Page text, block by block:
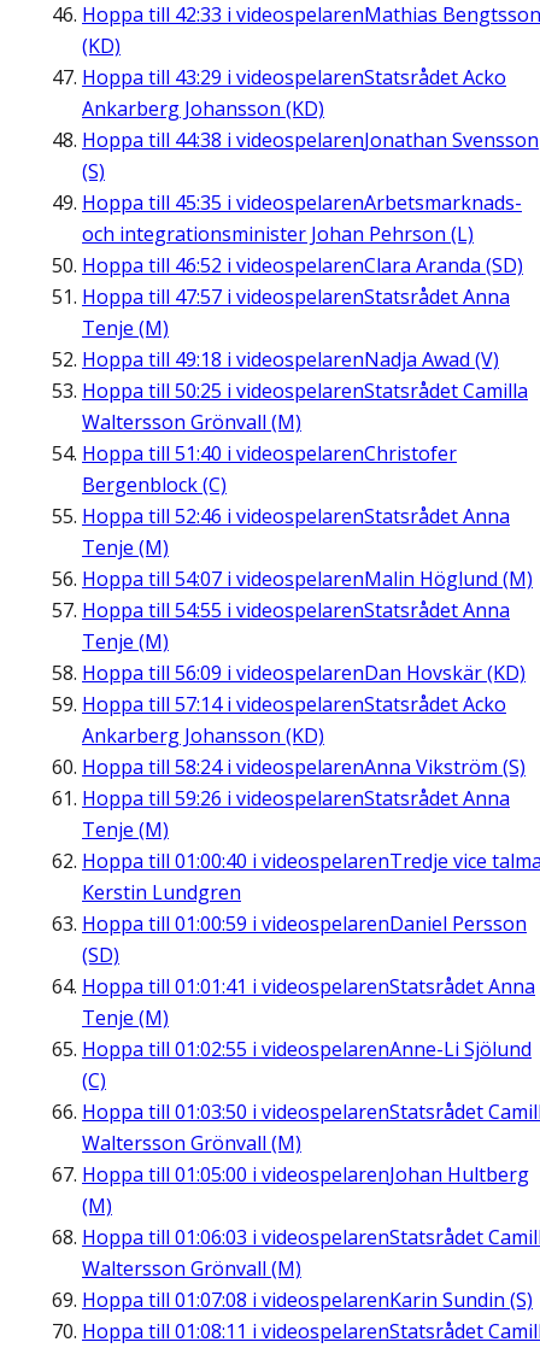
Hoppa till 42:33 i videospelarenMathias Bengtsson
(KD)
Hoppa till 43:29 i videospelarenStatsrådet Acko
Ankarberg Johansson (KD)
Hoppa till 44:38 i videospelarenJonathan Svensson
(S)
Hoppa till 45:35 i videospelarenArbetsmarknads-
och integrationsminister Johan Pehrson (L)
Hoppa till 46:52 i videospelarenClara Aranda (SD)
Hoppa till 47:57 i videospelarenStatsrådet Anna
Tenje (M)
Hoppa till 49:18 i videospelarenNadja Awad (V)
Hoppa till 50:25 i videospelarenStatsrådet Camilla
Waltersson Grönvall (M)
Hoppa till 51:40 i videospelarenChristofer
Bergenblock (C)
Hoppa till 52:46 i videospelarenStatsrådet Anna
Tenje (M)
Hoppa till 54:07 i videospelarenMalin Höglund (M)
Hoppa till 54:55 i videospelarenStatsrådet Anna
Tenje (M)
Hoppa till 56:09 i videospelarenDan Hovskär (KD)
Hoppa till 57:14i videospelarenStatsrådet Acko
Ankarberg Johansson (KD)
Hoppa till 58:24i videospelarenAnna Vikström (S)
Hoppa till 59:26 i videospelarenStatsrådet Anna
Tenje (M)
Hoppa till 01:00:40 i videospelarenTredje vice
Kerstin Lundgren
Hoppa till 01:00:59 i videospelarenDaniel Persson
(SD)
Hoppa till 01:01:41 i videospelarenStatsrådet Anna
Tenje (M)
Hoppa till 01:02:55 i videospelarenAnne-Li Sjölund
(C)
Hoppa till 01:03:50 i videospelarenStatsrådet
Waltersson Grönvall (M)
Hoppa till 01:05:00 i videospelarenJohan Hultberg
(M)
Hoppa till 01:06:03 i videospelarenStatsrådet
Waltersson Grönvall (M)
Hoppa till 01:07:08 i videospelarenKarin Sundin (S)
Hoppa till 01:08:11 i videospelarenStatsrådet